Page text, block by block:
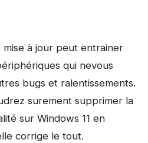
à jour peut entrainer
qui nevous
bugs et ralentissements.
surement supprimer la
sur Windows 11 en
corrige le tout.